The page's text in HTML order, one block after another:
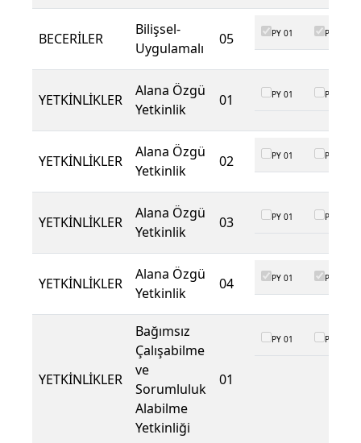
BECERİLER
Bilişsel-
Uygulamalı
05 PY 01 PY 02
YETKİNLİKLER
Alana Özgü
Yetkinlik
01 PY 01 PY 02
YETKİNLİKLER
Alana Özgü
Yetkinlik
02 PY 01 PY 02
YETKİNLİKLER
Alana Özgü
Yetkinlik
03 PY 01 PY 02
YETKİNLİKLER
Alana Özgü
Yetkinlik
04 PY 01 PY 02
YETKİNLİKLER
Bağımsız
Çalışabilme
ve
Sorumluluk
Alabilme
Yetkinliği
01
PY 01 PY 02